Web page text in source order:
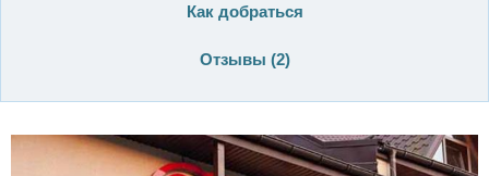
Как добраться
Отзывы (2)